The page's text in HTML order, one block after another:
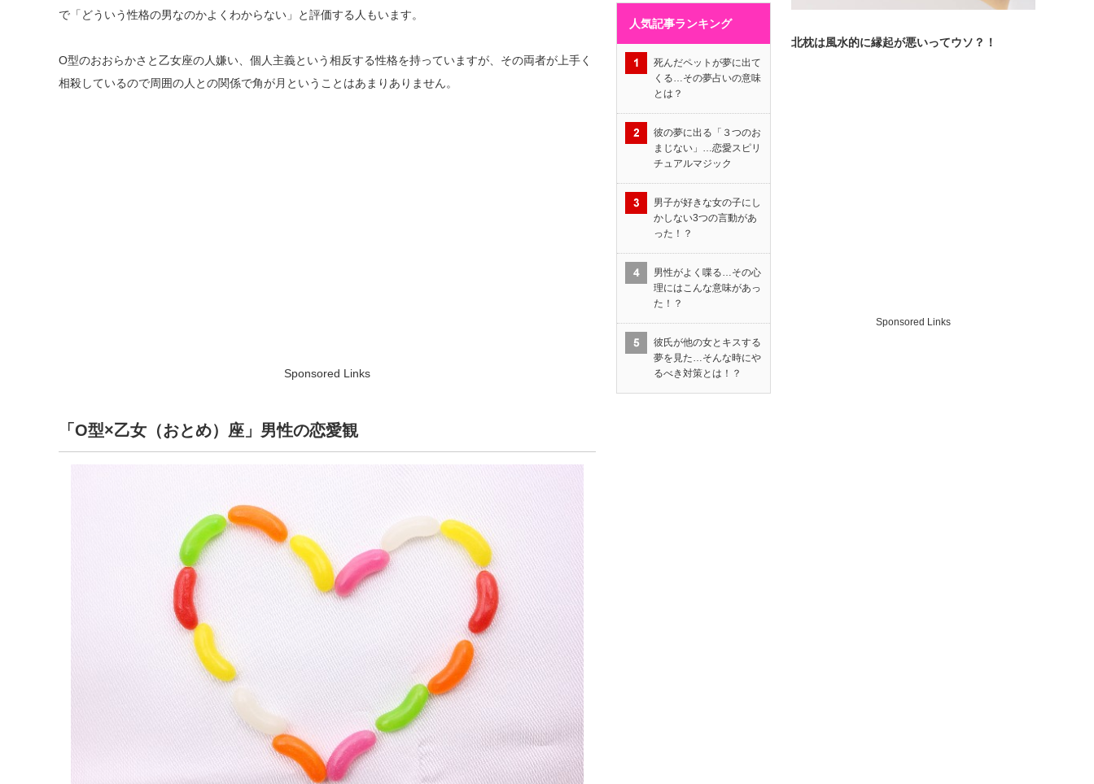
で「どういう性格の男なのかよくわからない」と評価する人もいます。
O型のおおらかさと乙女座の人嫌い、個人主義という相反する性格を持っていますが、その両者が上手く
相殺しているので周囲の人との関係で角が月ということはあまりありません。
Sponsored Links
「O型×乙女（おとめ）座」男性の恋愛観
人気記事ランキング
死んだペットが夢に出て
くる…その夢占いの意味
とは？
彼の夢に出る「３つのお
まじない」…恋愛スピリ
チュアルマジック
男子が好きな女の子にし
かしない3つの言動があ
った！？
男性がよく喋る…その心
理にはこんな意味があっ
た！？
彼氏が他の女とキスする
夢を見た…そんな時にや
るべき対策とは！？
北枕は風水的に縁起が悪いってウソ？！
Sponsored Links